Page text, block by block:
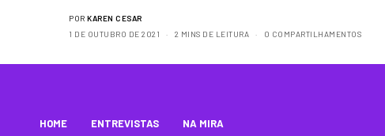
POR KAREN CESAR
1 DE OUTUBRO DE 2021
2 MINS DE LEITURA 0 COMPARTILHAMENTOS
HOME ENTREVISTAS NA MIRA